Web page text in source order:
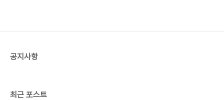
위해 유튜브에 플래시를 계속 사용하게 '될지도' 모릅
공지사항
최근 포스트